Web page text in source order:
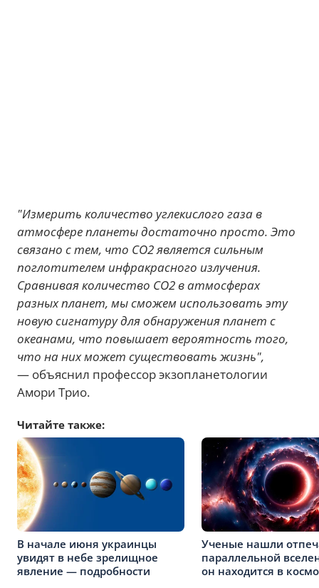
"Измерить количество углекислого газа в
атмосфере планеты достаточно просто. Это
связано с тем, что CO2 является сильным
поглотителем инфракрасного излучения.
Сравнивая количество CO2 в атмосферах
разных планет, мы сможем использовать эту
новую сигнатуру для обнаружения планет с
океанами, что повышает вероятность того,
что на них может существовать жизнь",
— объяснил профессор экзопланетологии
Амори Трио.
Читайте также:
В начале июня украинцы
увидят в небе зрелищное
явление — подробности
Ученые нашли
параллельной
он находится в